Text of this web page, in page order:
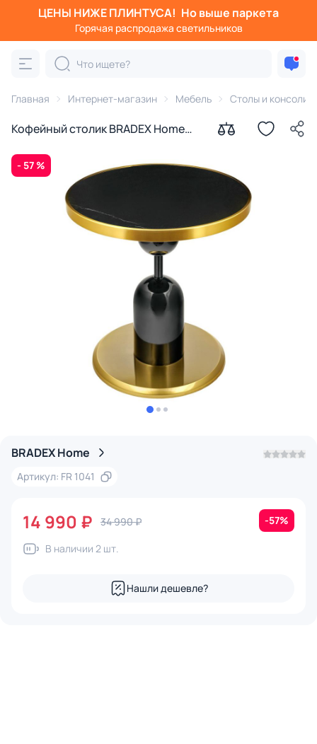
ЦЕНЫ НИЖЕ ПЛИНТУСА! Но выше паркета
Горячая распродажа светильников
Главная Интернет-магазин Мебель Столы и консоли
Кофейный столик BRADEX Home
- 57 %
BRADEX Home
Артикул: FR 1041
14 990 ₽ 34 990 ₽ -57%
В наличии 2 шт.
Нашли дешевле?